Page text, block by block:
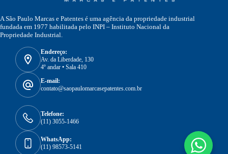
A São Paulo Marcas e Patentes é uma agência da propriedade industrial
fundada em 1977 habilitada pelo INPI – Instituto Nacional da
Propriedade Industrial.
Endereço:
Av. da Liberdade, 130
4º andar • Sala 410
E-mail:
contato@saopaulomarcasepatentes.com.br
Telefone:
(11) 3055-1466
WhatsApp:
(11) 98573-5141